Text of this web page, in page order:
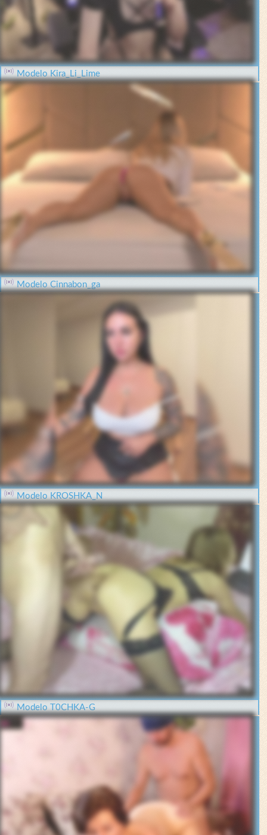
Modelo Kira_Li_Lime
Modelo Cinnabon_ga
Modelo KROSHKA_N
Modelo T0CHKA-G